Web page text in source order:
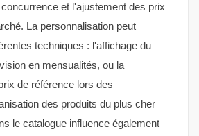
et l'ajustement des prix
La personnalisation peut
techniques : l'affichage du
en mensualités, ou la
de référence lors des
des produits du plus cher
le catalogue influence également